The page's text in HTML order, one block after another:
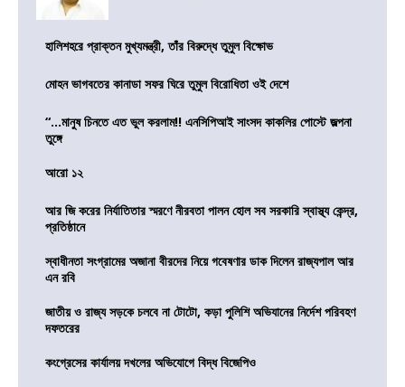
হালিশহরে প্রাক্তন মুখ্যমন্ত্রী, তাঁর বিরুদ্ধে তুমুল বিক্ষোভ
মোহন ভাগবতের কানাডা সফর ঘিরে তুমুল বিরোধিতা ওই দেশে
“…মানুষ চিনতে এত ভুল করলাম!! এনসিপিআই সাংসদ কাকলির পোস্টে জল্পনা
তুঙ্গে
আরো ১২
আর জি করের নির্যাতিতার স্মরণে নীরবতা পালন হোল সব সরকারি স্বাস্থ্য কেন্দ্র,
প্রতিষ্ঠানে
স্বাধীনতা সংগ্রামের অজানা বীরদের নিয়ে গবেষণার ডাক দিলেন রাজ্যপাল আর
এন রবি
জাতীয় ও রাজ্য সড়কে চলবে না টোটো, কড়া পুলিশি অভিযানের নির্দেশ পরিবহণ
দফতরের
কংগ্রেসের কার্যালয় দখলের অভিযোগে বিদ্ধ বিজেপিও